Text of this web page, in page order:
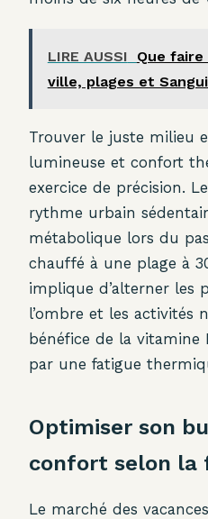
LIRE AUSSI
Que
ville, plages et
Trouver le juste milieu
lumineuse et confort
exercice de précision.
rythme urbain
métabolique lors du
chauffé à une plage à
implique d’alterner les
l’ombre et les activités
bénéfice de la vitamine
par une fatigue
Optimiser son
confort selon la
Le marché des